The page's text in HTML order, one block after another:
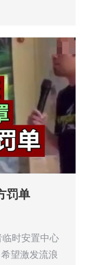
罚单
临时安置中心
望激发流浪